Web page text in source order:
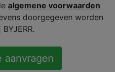
algemene voorwaarden
doorgegeven worden
aanvragen